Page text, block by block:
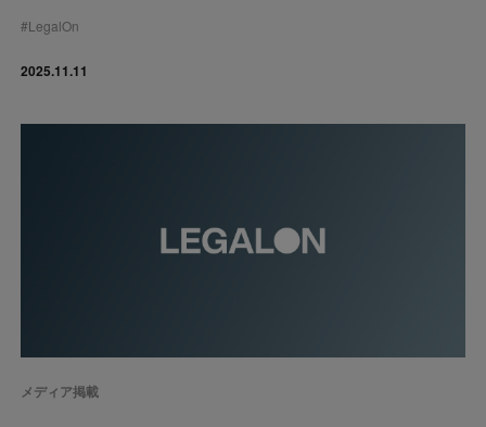
#LegalOn
2025.11.11
メディア掲載